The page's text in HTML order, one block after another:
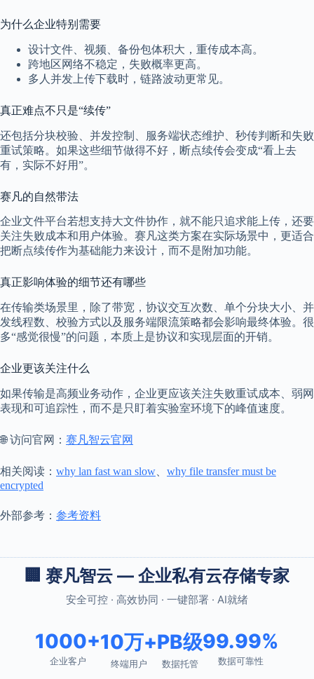
为什么企业特别需要
设计文件、视频、备份包体积大，重传成本高。
跨地区网络不稳定，失败概率更高。
多人并发上传下载时，链路波动更常见。
真正难点不只是“续传”
还包括分块校验、并发控制、服务端状态维护、秒传判断和失败
重试策略。如果这些细节做得不好，断点续传会变成“看上去
有，实际不好用”。
赛凡的自然带法
企业文件平台若想支持大文件协作，就不能只追求能上传，还要
关注失败成本和用户体验。赛凡这类方案在实际场景中，更适合
把断点续传作为基础能力来设计，而不是附加功能。
真正影响体验的细节还有哪些
在传输类场景里，除了带宽，协议交互次数、单个分块大小、并
发线程数、校验方式以及服务端限流策略都会影响最终体验。很
多“感觉很慢”的问题，本质上是协议和实现层面的开销。
企业更该关注什么
如果传输是高频业务动作，企业更应该关注失败重试成本、弱网
表现和可追踪性，而不是只盯着实验室环境下的峰值速度。
🌐 访问官网： 赛凡智云官网
相关阅读： why lan fast wan slow
why file transfer must be
encrypted
外部参考： 参考资料
🏢 赛凡智云 — 企业私有云存储专家
安全可控 · 高效协同 · 一键部署 · AI就绪
1000+
企业客户
10万+
终端用户
PB级
数据托管
99.99%
数据可靠性